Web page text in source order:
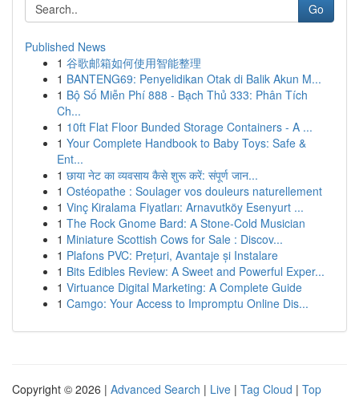
Go
Published News
1 谷歌邮箱如何使用智能整理
1 BANTENG69: Penyelidikan Otak di Balik Akun M...
1 Bộ Số Miễn Phí 888 - Bạch Thủ 333: Phân Tích
Ch...
1 10ft Flat Floor Bunded Storage Containers - A ...
1 Your Complete Handbook to Baby Toys: Safe &
Ent...
1 छाया नेट का व्यवसाय कैसे शुरू करें: संपूर्ण जान...
1 Ostéopathe : Soulager vos douleurs naturellement
1 Vinç Kiralama Fiyatları: Arnavutköy Esenyurt ...
1 The Rock Gnome Bard: A Stone-Cold Musician
1 Miniature Scottish Cows for Sale : Discov...
1 Plafons PVC: Prețuri, Avantaje și Instalare
1 Bits Edibles Review: A Sweet and Powerful Exper...
1 Virtuance Digital Marketing: A Complete Guide
1 Camgo: Your Access to Impromptu Online Dis...
Copyright © 2026 | Advanced Search | Live | Tag Cloud | Top